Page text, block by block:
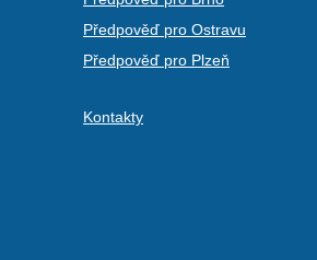
Předpověď pro Ostravu
Předpověď pro Plzeň
Kontakty